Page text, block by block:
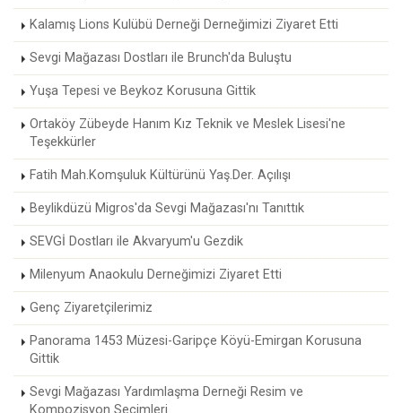
Kalamış Lions Kulübü Derneği Derneğimizi Ziyaret Etti
Sevgi Mağazası Dostları ile Brunch'da Buluştu
Yuşa Tepesi ve Beykoz Korusuna Gittik
Ortaköy Zübeyde Hanım Kız Teknik ve Meslek Lisesi'ne
Teşekkürler
Fatih Mah.Komşuluk Kültürünü Yaş.Der. Açılışı
Beylikdüzü Migros'da Sevgi Mağazası'nı Tanıttık
SEVGİ Dostları ile Akvaryum'u Gezdik
Milenyum Anaokulu Derneğimizi Ziyaret Etti
Genç Ziyaretçilerimiz
Panorama 1453 Müzesi-Garipçe Köyü-Emirgan Korusuna
Gittik
Sevgi Mağazası Yardımlaşma Derneği Resim ve
Kompozisyon Seçimleri